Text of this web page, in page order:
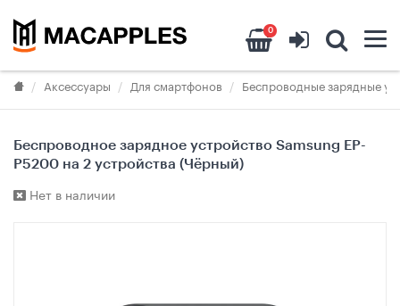
0
Аксессуары Для смартфонов Беспроводные зарядные
Беспроводное зарядное устройство Samsung EP-
P5200 на 2 устройства (Чёрный)
Нет в наличии